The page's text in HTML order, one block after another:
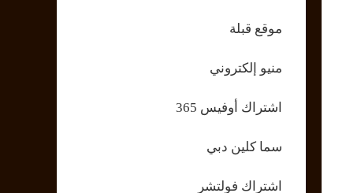
موقع قبلة
منيو إلكتروني
اشتراك أوفيس 365
سما كلين دبي
اشتراك فولتشر